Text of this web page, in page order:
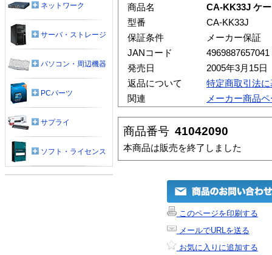
商品名
CA-KK33J ケ
型番
CA-KK33J
保証条件
メーカー保証
JANコード
4969887657041
発売日
2005年3月15日
返品について
特定商取引法
関連
メーカー商品
商品番号 41042090
本商品は販売を終了しました
このページを印刷する
メールでURLを送る
お気に入りに追加する
ネットワーク
サーバ・ストレージ
パソコン・周辺機器
PCパーツ
サプライ
ソフト・ライセンス